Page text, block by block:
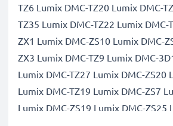
TZ6 Lumix DMC-TZ20 Lumix DMC-
TZ35 Lumix DMC-TZ22 Lumix DMC-
ZX1 Lumix DMC-ZS10 Lumix DMC-
ZX3 Lumix DMC-TZ9 Lumix DMC-
Lumix DMC-TZ27 Lumix DMC-ZS20
Lumix DMC-TZ19 Lumix DMC-ZS7
Lumix DMC-ZS19 Lumix DMC-ZS25